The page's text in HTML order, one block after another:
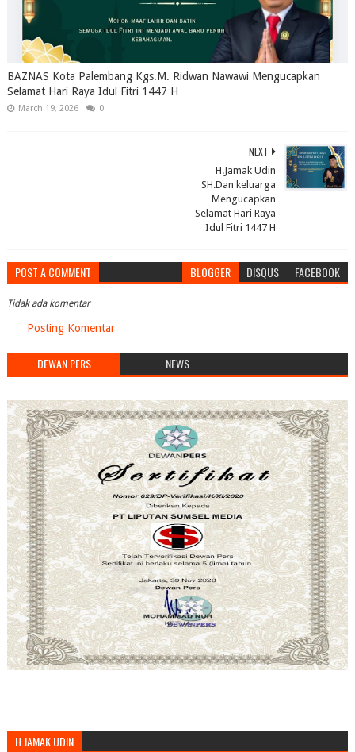
BAZNAS Kota Palembang Kgs.M. Ridwan Nawawi Mengucapkan
Selamat Hari Raya Idul Fitri 1447 H
March 19, 2026 0
NEXT
H.Jamak Udin
SH.Dan keluarga
Mengucapkan
Selamat Hari Raya
Idul Fitri 1447 H
POST A COMMENT BLOGGER DISQUS FACEBOOK
Tidak ada komentar
Posting Komentar
DEWAN PERS NEWS
H.JAMAK UDIN